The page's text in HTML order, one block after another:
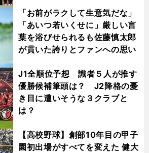
「お前がラクして生意気だな」
「あいつ若いくせに」厳しい言
葉を浴びせられるも佐藤慎太郎
が貫いた誇りとファンへの思い
J1全順位予想 識者５人が推す
優勝候補筆頭は？ J2降格の憂
き目に遭いそうな３クラブと
は？
【高校野球】創部10年目の甲子
園初出場がすべてを変えた 健大